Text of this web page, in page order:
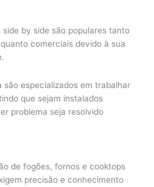
side by side são populares tanto
comerciais devido à sua
especializados em trabalhar
que sejam instalados
problema seja resolvido
de fogões, fornos e cooktops
precisão e conhecimento